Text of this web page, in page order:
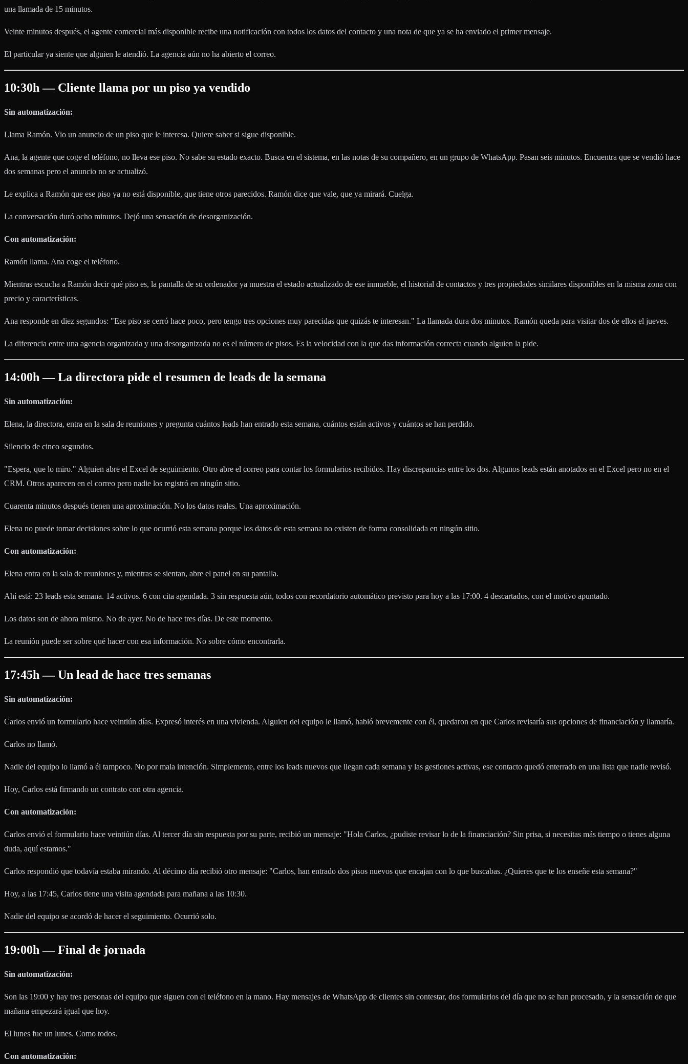
una llamada de 15 minutos.
Veinte minutos después, el agente comercial más disponible recibe una notificación con todos los datos del contacto y una nota de que ya se ha enviado el primer mensaje.
El particular ya siente que alguien le atendió. La agencia aún no ha abierto el correo.
10:30h — Cliente llama por un piso ya vendido
Sin automatización:
Llama Ramón. Vio un anuncio de un piso que le interesa. Quiere saber si sigue disponible.
Ana, la agente que coge el teléfono, no lleva ese piso. No sabe su estado exacto. Busca en el sistema, en las notas de su compañero, en un grupo de WhatsApp. Pasan seis minutos. Encuentra que se vendió hace
dos semanas pero el anuncio no se actualizó.
Le explica a Ramón que ese piso ya no está disponible, que tiene otros parecidos. Ramón dice que vale, que ya mirará. Cuelga.
La conversación duró ocho minutos. Dejó una sensación de desorganización.
Con automatización:
Ramón llama. Ana coge el teléfono.
Mientras escucha a Ramón decir qué piso es, la pantalla de su ordenador ya muestra el estado actualizado de ese inmueble, el historial de contactos y tres propiedades similares disponibles en la misma zona con
precio y características.
Ana responde en diez segundos: "Ese piso se cerró hace poco, pero tengo tres opciones muy parecidas que quizás te interesan." La llamada dura dos minutos. Ramón queda para visitar dos de ellos el jueves.
La diferencia entre una agencia organizada y una desorganizada no es el número de pisos. Es la velocidad con la que das información correcta cuando alguien la pide.
14:00h — La directora pide el resumen de leads de la semana
Sin automatización:
Elena, la directora, entra en la sala de reuniones y pregunta cuántos leads han entrado esta semana, cuántos están activos y cuántos se han perdido.
Silencio de cinco segundos.
"Espera, que lo miro." Alguien abre el Excel de seguimiento. Otro abre el correo para contar los formularios recibidos. Hay discrepancias entre los dos. Algunos leads están anotados en el Excel pero no en el
CRM. Otros aparecen en el correo pero nadie los registró en ningún sitio.
Cuarenta minutos después tienen una aproximación. No los datos reales. Una aproximación.
Elena no puede tomar decisiones sobre lo que ocurrió esta semana porque los datos de esta semana no existen de forma consolidada en ningún sitio.
Con automatización:
Elena entra en la sala de reuniones y, mientras se sientan, abre el panel en su pantalla.
Ahí está: 23 leads esta semana. 14 activos. 6 con cita agendada. 3 sin respuesta aún, todos con recordatorio automático previsto para hoy a las 17:00. 4 descartados, con el motivo apuntado.
Los datos son de ahora mismo. No de ayer. No de hace tres días. De este momento.
La reunión puede ser sobre qué hacer con esa información. No sobre cómo encontrarla.
17:45h — Un lead de hace tres semanas
Sin automatización:
Carlos envió un formulario hace veintiún días. Expresó interés en una vivienda. Alguien del equipo le llamó, habló brevemente con él, quedaron en que Carlos revisaría sus opciones de financiación y llamaría.
Carlos no llamó.
Nadie del equipo lo llamó a él tampoco. No por mala intención. Simplemente, entre los leads nuevos que llegan cada semana y las gestiones activas, ese contacto quedó enterrado en una lista que nadie revisó.
Hoy, Carlos está firmando un contrato con otra agencia.
Con automatización:
Carlos envió el formulario hace veintiún días. Al tercer día sin respuesta por su parte, recibió un mensaje: "Hola Carlos, ¿pudiste revisar lo de la financiación? Sin prisa, si necesitas más tiempo o tienes alguna
duda, aquí estamos."
Carlos respondió que todavía estaba mirando. Al décimo día recibió otro mensaje: "Carlos, han entrado dos pisos nuevos que encajan con lo que buscabas. ¿Quieres que te los enseñe esta semana?"
Hoy, a las 17:45, Carlos tiene una visita agendada para mañana a las 10:30.
Nadie del equipo se acordó de hacer el seguimiento. Ocurrió solo.
19:00h — Final de jornada
Sin automatización:
Son las 19:00 y hay tres personas del equipo que siguen con el teléfono en la mano. Hay mensajes de WhatsApp de clientes sin contestar, dos formularios del día que no se han procesado, y la sensación de que
mañana empezará igual que hoy.
El lunes fue un lunes. Como todos.
Con automatización: